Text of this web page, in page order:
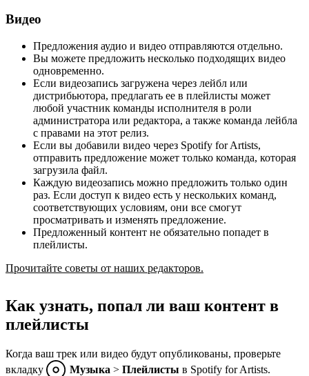
Видео
Предложения аудио и видео отправляются отдельно.
Вы можете предложить несколько подходящих видео
одновременно.
Если видеозапись загружена через лейбл или
дистрибьютора, предлагать ее в плейлисты может
любой участник команды исполнителя в роли
администратора или редактора, а также команда лейбла
с правами на этот релиз.
Если вы добавили видео через Spotify for Artists,
отправить предложение может только команда, которая
загрузила файл.
Каждую видеозапись можно предложить только один
раз. Если доступ к видео есть у нескольких команд,
соответствующих условиям, они все смогут
просматривать и изменять предложение.
Предложенный контент не обязательно попадет в
плейлисты.
Прочитайте советы от наших редакторов.
Как узнать, попал ли ваш контент в
плейлисты
Когда ваш трек или видео будут опубликованы, проверьте
вкладку
Музыка > Плейлисты в Spotify for Artists.